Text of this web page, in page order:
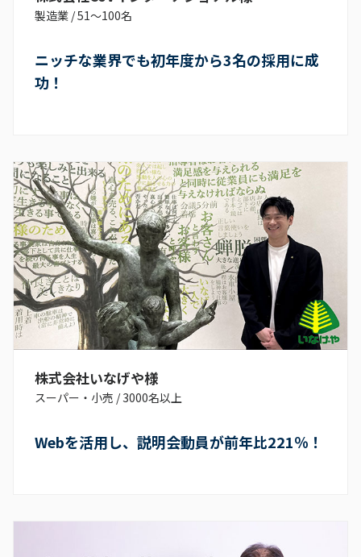
製造業 /51〜100名
ニッチな業界でも初年度から3名の採用に成
功！
株式会社いなげや様
スーパー・小売 /3000名以上
Webを活用し、説明会動員が前年比221％！